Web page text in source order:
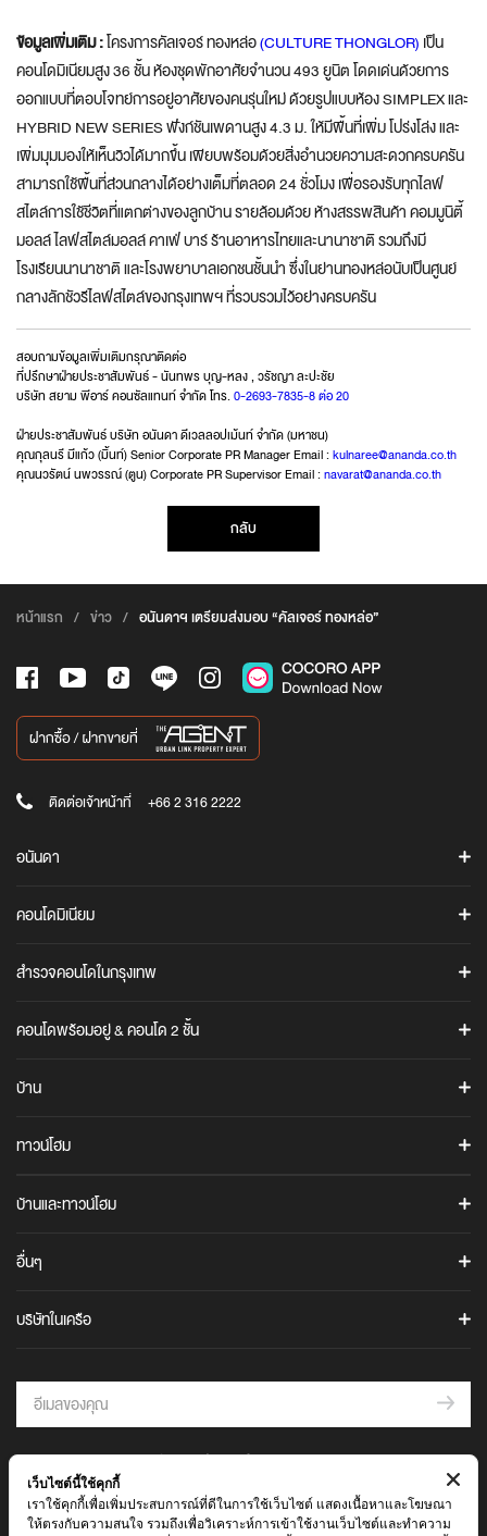
ข้อมูลเพิ่มเติม :โครงการคัลเจอร์ ทองหล่อ(CULTURE THONGLOR) เป็น
คอนโดมิเนียมสูง 36 ชั้น ห้องชุดพักอาศัยจำนวน 493 ยูนิต โดดเด่นด้วยการ
ออกแบบที่ตอบโจทย์การอยู่อาศัยของคนรุ่นใหม่ ด้วยรูปแบบห้อง SIMPLEX และ
HYBRID NEW SERIES ฟังก์ชันเพดานสูง 4.3 ม. ให้มีพื้นที่เพิ่ม โปร่งโล่ง และ
เพิ่มมุมมองให้เห็นวิวได้มากขึ้น เพียบพร้อมด้วยสิ่งอำนวยความสะดวกครบครัน
สามารถใช้พื้นที่ส่วนกลางได้อย่างเต็มที่ตลอด 24 ชั่วโมง เพื่อรองรับทุกไลฟ์
สไตล์การใช้ชีวิตที่แตกต่างของลูกบ้าน รายล้อมด้วย ห้างสรรพสินค้า คอมมูนิตี้
มอลล์ ไลฟ์สไตล์มอลล์ คาเฟ่ บาร์ ร้านอาหารไทยและนานาชาติ รวมถึงมี
โรงเรียนนานาชาติ และโรงพยาบาลเอกชนชั้นนำ ซึ่งในย่านทองหล่อนับเป็นศูนย์
กลางลักชัวรีไลฟ์สไตล์ของกรุงเทพฯ ที่รวบรวมไว้อย่างครบครัน
สอบถามข้อมูลเพิ่มเติมกรุณาติดต่อ
ที่ปรึกษาฝ่ายประชาสัมพันธ์ - นันทพร บุญ-หลง , วรัชญา ละปะชัย
บริษัท สยาม พีอาร์ คอนซัลแทนท์ จำกัด โทร.0-2693-7835-8 ต่อ 20
ฝ่ายประชาสัมพันธ์ บริษัท อนันดา ดีเวลลอปเม้นท์ จำกัด (มหาชน)
คุณกุลนรี มีแก้ว (มิ้นท์) Senior Corporate PR Manager Email :kulnaree@ananda.co.th
คุณนวรัตน์ นพวรรณ์ (ตูน) Corporate PR Supervisor Email :navarat@ananda.co.th
กลับ
หน้าแรก / ข่าว / อนันดาฯ เตรียมส่งมอบ “คัลเจอร์ ทองหล่อ”
ติดต่อเจ้าหน้าที่ +66 2 316 2222
อนันดา
ค้นหาโครงการ
ข่าวสาร
Cocoro Application
ข้อมูลบริษัท
อนันดา เมมเบอร์คลับ
ภาพยนตร์โฆษณาบริษัท
ร่วมงานกับอนันดา
คอนโดมิเนียม
แอชตัน อโศก
แอชตัน อโศก-พระราม 9
COCO PARC
ไอดีโอ คิว สุขุมวิท 36
CULTURE THONGLOR
ไอดีโอ โมบิ สุขุมวิท 40
ไอดีโอ รามคำแหง - ลำสาลี สเตชั่น
ไอดีโอ สุขุมวิท-พระราม 4
ไอดีโอ พระราม 9 - อโศก
สำรวจคอนโดในกรุงเทพ
คอนโดทั้งหมดในกรุงเทพ
คอนโดใกล้รถไฟฟ้า BTS / MRT / ARL
คอนโดสุขุมวิท
คอนโดพระราม 9
คอนโดพร้อมอยู่ & คอนโด 2 ชั้น
บ้าน
ANANN VILLAS
URBANIO
ARTALE
อาร์เทล อโศก-พระราม 9
แอริ สุขุมวิท - บางนา กม.5
แอริ แจ้งวัฒนะ
ANDA
อันดา ราชพฤกษ์-แจ้งวัฒนะ
ทาวน์โฮม
เออร์บานิโอ เมซ วิภาวดี-แจ้งวัฒนะ
UNIO TOWN
ยูนิโอ ทาวน์ สุขสวัสดิ์ 30
บ้านและทาวน์โฮม
ทาวน์โฮมพร้อมอยู่
บ้านพร้อมอยู่
อื่นๆ
คำถามที่พบบ่อย
คำนวนสินเชื่อ
นัดเยี่ยมชมโครงการ
บันทึกความร่วมมือการต่อต้านการให้สินบน
บันทึกความร่วมมือด้านจรรยาบรรณและจริยธรรมทางธุรกิจ
A Foreign Buyer's Guide
บริษัทในเครือ
THE AGENT
THE WORKS
© 2564 บริษัท อนันดา ดีเวลลอปเม้นท์ จำกัด (มหาชน)
ข้อตกลงและเงื่อนไข
นโยบายความเป็นส่วนตัว
เว็บไซต์นี้ใช้คุกกี้
เราใช้คุกกี้เพื่อเพิ่มประสบการณ์ที่ดีในการใช้เว็บไซต์ แสดงเนื้อหาและโฆษณา
ให้ตรงกับความสนใจ รวมถึงเพื่อวิเคราะห์การเข้าใช้งานเว็บไซต์และทำความ